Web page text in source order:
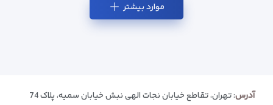
موارد بیشتر
آدرس: تهران، تقاطع خیابان نجات الهی نبش خیابان سمیه، پلاک 74